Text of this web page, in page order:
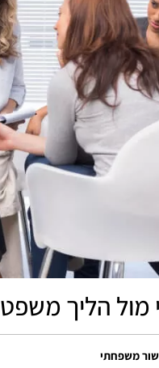
הליך
משפחתי